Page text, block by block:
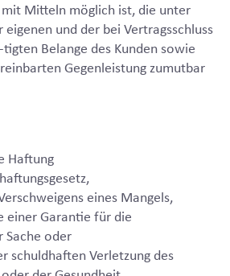
Mitteln möglich ist, die unter
eigenen und der bei Vertragsschluss
Belange des Kunden sowie
Gegenleistung zumutbar
Haftung
eines Mangels,
einer Garantie für die
Sache oder
schuldhaften Verletzung des